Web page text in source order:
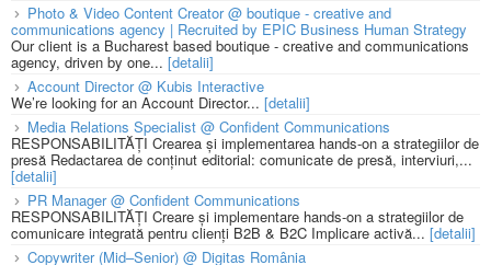
Photo & Video Content Creator @ boutique - creative and
communications agency | Recruited by EPIC Business Human Strategy
Our client is a Bucharest based boutique - creative and communications
agency, driven by one... [detalii]
Account Director @ Kubis Interactive
We’re looking for an Account Director... [detalii]
Media Relations Specialist @ Confident Communications
RESPONSABILITĂȚI Crearea și implementarea hands-on a strategiilor de
presă Redactarea de conținut editorial: comunicate de presă, interviuri,...
[detalii]
PR Manager @ Confident Communications
RESPONSABILITĂȚI Creare și implementare hands-on a strategiilor de
comunicare integrată pentru clienți B2B & B2C Implicare activă... [detalii]
Copywriter (Mid–Senior) @ Digitas România